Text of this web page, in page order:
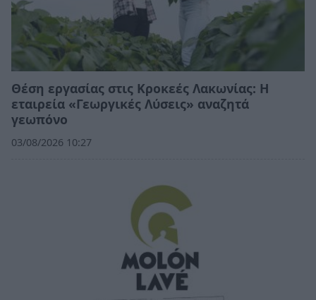
Θέση εργασίας στις Κροκεές Λακωνίας: Η
εταιρεία «Γεωργικές Λύσεις» αναζητά
γεωπόνο
03/08/2026 10:27